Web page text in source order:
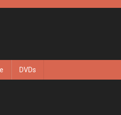
DVDs